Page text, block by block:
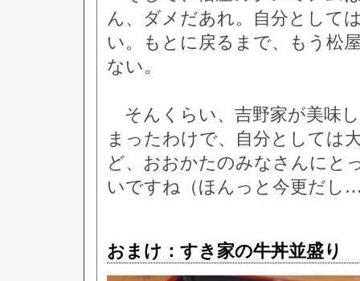
ん、ダメだあれ。自分として
い。もとに戻るまで、もう松
ない。
そんくらい、吉野家が美味
まったわけで、自分としては
ど、おおかたのみなさんにと
いですね（ほんっと今更だし
おまけ：すき家の牛丼並盛り